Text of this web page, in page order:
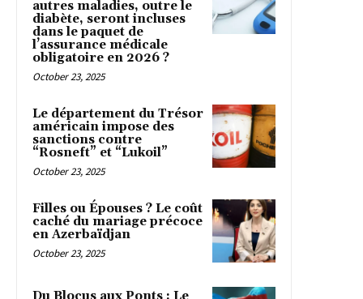
autres maladies, outre le
diabète, seront incluses
dans le paquet de
l’assurance médicale
obligatoire en 2026 ?
October 23, 2025
Le département du Trésor
américain impose des
sanctions contre
“Rosneft” et “Lukoil”
October 23, 2025
Filles ou Épouses ? Le coût
caché du mariage précoce
en Azerbaïdjan
October 23, 2025